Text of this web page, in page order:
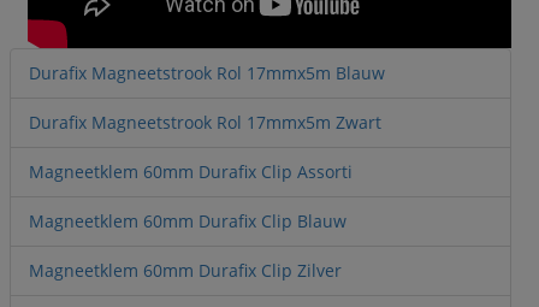
Durafix Magneetstrook Rol 17mmx5m Blauw
Durafix Magneetstrook Rol 17mmx5m Zwart
Magneetklem 60mm Durafix Clip Assorti
Magneetklem 60mm Durafix Clip Blauw
Magneetklem 60mm Durafix Clip Zilver